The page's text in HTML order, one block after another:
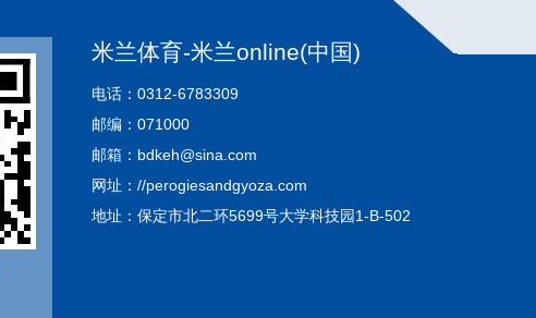
米兰体育-米兰online(中国)
电话：0312-6783309
邮编：071000
邮箱：bdkeh@sina.com
网址：//perogiesandgyoza.com
地址：保定市北二环5699号大学科技园1-B-502